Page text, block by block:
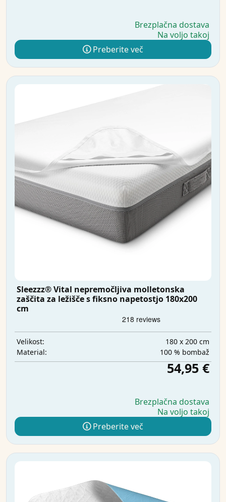
Brezplačna dostava
Na voljo takoj
Preberite več
Sleezzz® Vital nepremočljiva molletonska
zaščita za ležišče s fiksno napetostjo 180x200
cm
Velikost:
180 x 200 cm
Material:
100 % bombaž
54,95 €
Brezplačna dostava
Na voljo takoj
Preberite več